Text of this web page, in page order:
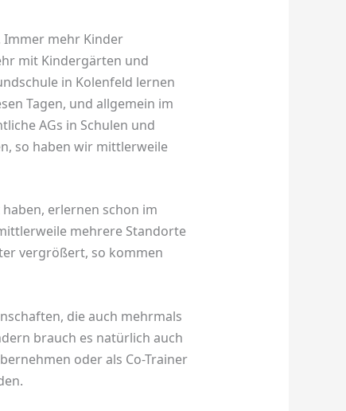
Immer mehr Kinder
mit Kindergärten und
in Kolenfeld lernen
Tagen, und allgemein im
AGs in Schulen und
so haben wir mittlerweile
erlernen schon im
mehrere Standorte
vergrößert, so kommen
die auch mehrmals
brauch es natürlich auch
oder als Co-Trainer